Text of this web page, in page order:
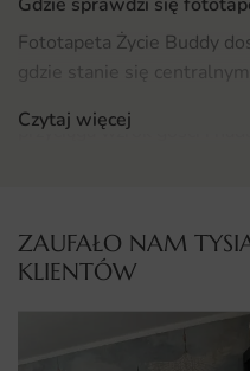
Fototapeta Życie Buddy
gdzie stanie się
przyciąga wzrok gości i
Komponuje się zarówno z
jak i klasycznym, tworząc
Materiał i jakość druku
Czytaj więcej
ZAUFAŁO NAM
KLIENTÓW